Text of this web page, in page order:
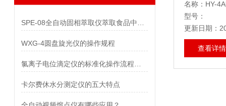
WXG-4圆盘旋光仪的操作规程
卡尔费休水分测定仪的五大特点
型号：
更新日期：
查看详情